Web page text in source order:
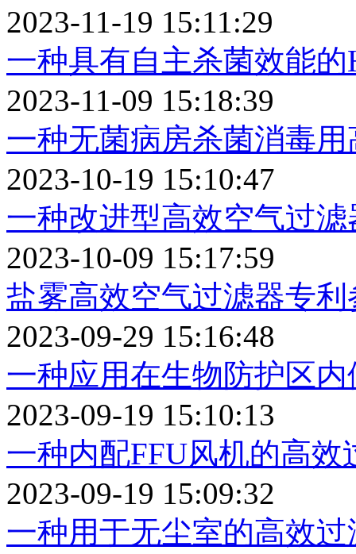
2023-11-19 15:11:29
一种具有自主杀菌效能
2023-11-09 15:18:39
一种无菌病房杀菌消毒
2023-10-19 15:10:47
一种改进型高效空气过滤
2023-10-09 15:17:59
盐雾高效空气过滤器专利
2023-09-29 15:16:48
一种应用在生物防护区
2023-09-19 15:10:13
一种内配FFU风机的高效
2023-09-19 15:09:32
一种用于无尘室的高效过